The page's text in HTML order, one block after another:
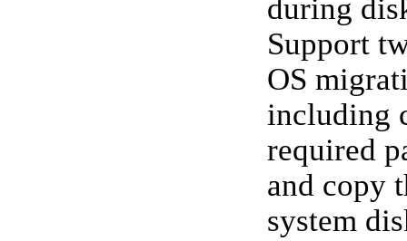
during
Support
OS
including
required
and copy
system